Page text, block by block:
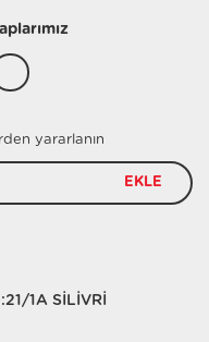
yararlanın
EKLE
1A SİLİVRİ